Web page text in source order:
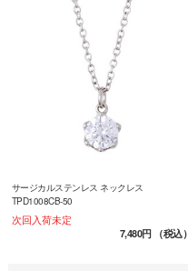
サージカルステンレス ネックレス
TPD1008CB-50
次回入荷未定
7,480円（税込）